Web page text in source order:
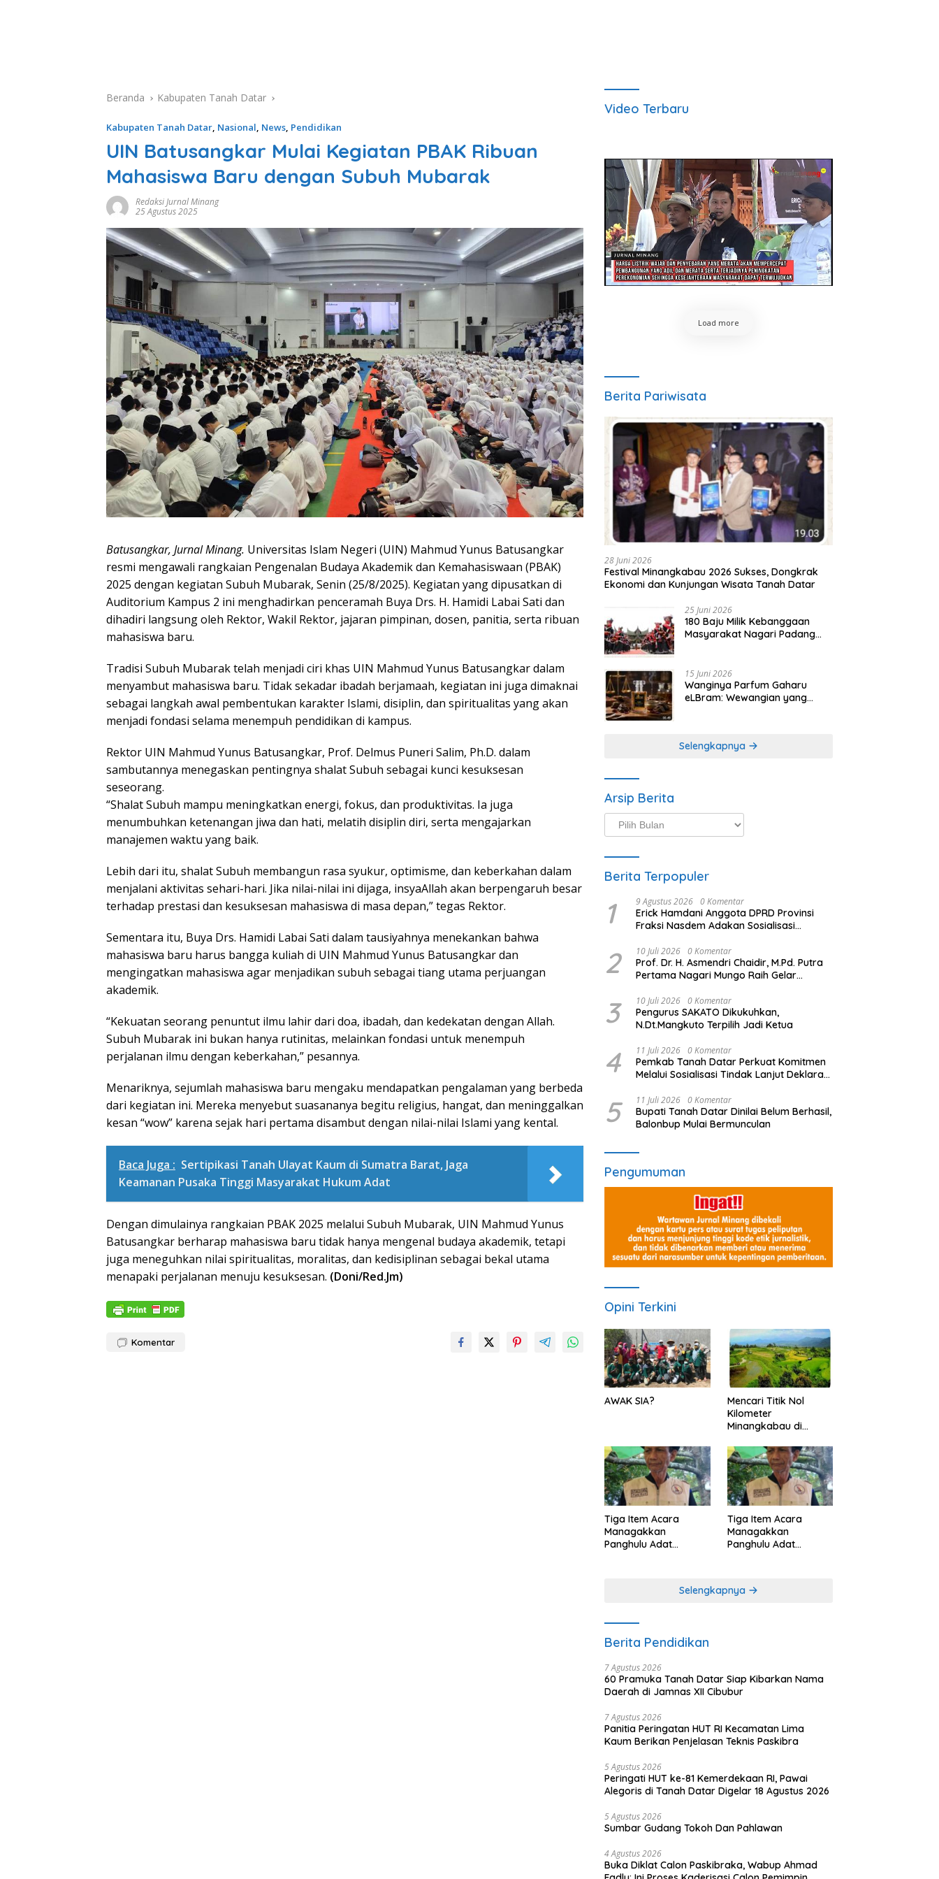
Beranda Kabupaten Tanah Datar
Kabupaten Tanah Datar, Nasional, News, Pendidikan
UIN Batusangkar Mulai Kegiatan PBAK Ribuan
Mahasiswa Baru dengan Subuh Mubarak
Redaksi Jurnal Minang
25 Agustus 2025
Batusangkar, Jurnal Minang. Universitas Islam Negeri (UIN) Mahmud Yunus Batusangkar
resmi mengawali rangkaian Pengenalan Budaya Akademik dan Kemahasiswaan (PBAK)
2025 dengan kegiatan Subuh Mubarak, Senin (25/8/2025). Kegiatan yang dipusatkan di
Auditorium Kampus 2 ini menghadirkan penceramah Buya Drs. H. Hamidi Labai Sati dan
dihadiri langsung oleh Rektor, Wakil Rektor, jajaran pimpinan, dosen, panitia, serta ribuan
mahasiswa baru.
Tradisi Subuh Mubarak telah menjadi ciri khas UIN Mahmud Yunus Batusangkar dalam
menyambut mahasiswa baru. Tidak sekadar ibadah berjamaah, kegiatan ini juga dimaknai
sebagai langkah awal pembentukan karakter Islami, disiplin, dan spiritualitas yang akan
menjadi fondasi selama menempuh pendidikan di kampus.
Rektor UIN Mahmud Yunus Batusangkar, Prof. Delmus Puneri Salim, Ph.D. dalam
sambutannya menegaskan pentingnya shalat Subuh sebagai kunci kesuksesan
seseorang.
“Shalat Subuh mampu meningkatkan energi, fokus, dan produktivitas. Ia juga
menumbuhkan ketenangan jiwa dan hati, melatih disiplin diri, serta mengajarkan
manajemen waktu yang baik.
Lebih dari itu, shalat Subuh membangun rasa syukur, optimisme, dan keberkahan dalam
menjalani aktivitas sehari-hari. Jika nilai-nilai ini dijaga, insyaAllah akan berpengaruh besar
terhadap prestasi dan kesuksesan mahasiswa di masa depan,” tegas Rektor.
Sementara itu, Buya Drs. Hamidi Labai Sati dalam tausiyahnya menekankan bahwa
mahasiswa baru harus bangga kuliah di UIN Mahmud Yunus Batusangkar dan
mengingatkan mahasiswa agar menjadikan subuh sebagai tiang utama perjuangan
akademik.
“Kekuatan seorang penuntut ilmu lahir dari doa, ibadah, dan kedekatan dengan Allah.
Subuh Mubarak ini bukan hanya rutinitas, melainkan fondasi untuk menempuh
perjalanan ilmu dengan keberkahan,” pesannya.
Menariknya, sejumlah mahasiswa baru mengaku mendapatkan pengalaman yang berbeda
dari kegiatan ini. Mereka menyebut suasananya begitu religius, hangat, dan meninggalkan
kesan “wow” karena sejak hari pertama disambut dengan nilai-nilai Islami yang kental.
Baca Juga : Sertipikasi Tanah Ulayat Kaum di Sumatra Barat, Jaga
Keamanan Pusaka Tinggi Masyarakat Hukum Adat
Dengan dimulainya rangkaian PBAK 2025 melalui Subuh Mubarak, UIN Mahmud Yunus
Batusangkar berharap mahasiswa baru tidak hanya mengenal budaya akademik, tetapi
juga meneguhkan nilai spiritualitas, moralitas, dan kedisiplinan sebagai bekal utama
menapaki perjalanan menuju kesuksesan. (Doni/Red.Jm)
Komentar
Video Terbaru
Load more
Berita Pariwisata
28 Juni 2026
Festival Minangkabau 2026 Sukses, Dongkrak
Ekonomi dan Kunjungan Wisata Tanah Datar
25 Juni 2026
180 Baju Milik Kebanggaan
Masyarakat Nagari Padang
Minangkabau
15 Juni 2026
Wanginya Parfum Gaharu
eLBram: Wewangian yang
Selengkapnya
Arsip Berita
Arsip
Berita
Berita Terpopuler
1 9 Agustus 2026 0 Komentar
Erick Hamdani Anggota DPRD Provinsi
Fraksi Nasdem Adakan Sosialisasi
2 10 Juli 2026 0 Komentar
Prof. Dr. H. Asmendri Chaidir, M.Pd. Putra
Pertama Nagari Mungo Raih Gelar
3 10 Juli 2026 0 Komentar
Pengurus SAKATO Dikukuhkan,
N.Dt.Mangkuto Terpilih Jadi Ketua
4 11 Juli 2026 0 Komentar
Pemkab Tanah Datar Perkuat Komitmen
Melalui Sosialisasi Tindak Lanjut Deklarasi
5 11 Juli 2026 0 Komentar
Bupati Tanah Datar Dinilai Belum Berhasil,
Balonbup Mulai Bermunculan
Pengumuman
Opini Terkini
AWAK SIA?
Mencari Titik Nol
Kilometer
Minangkabau di
Dimanakah Lokasi
nya?
Tiga Item Acara
Managakkan
Panghulu Adat
Tiga Item Acara
Managakkan
Panghulu Adat
Selengkapnya
Berita Pendidikan
7 Agustus 2026
60 Pramuka Tanah Datar Siap Kibarkan Nama
Daerah di Jamnas XII Cibubur
7 Agustus 2026
Panitia Peringatan HUT RI Kecamatan Lima
Kaum Berikan Penjelasan Teknis Paskibra
5 Agustus 2026
Peringati HUT ke-81 Kemerdekaan RI, Pawai
Alegoris di Tanah Datar Digelar 18 Agustus 2026
5 Agustus 2026
Sumbar Gudang Tokoh Dan Pahlawan
4 Agustus 2026
Buka Diklat Calon Paskibraka, Wabup Ahmad